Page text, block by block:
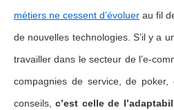
métiers ne cessent d’évoluer au fil
de nouvelles technologies. S’il y a
travailler dans le secteur de l’e-
compagnies de service, de
conseils,c’est celle de